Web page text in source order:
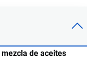
mezcla de aceites